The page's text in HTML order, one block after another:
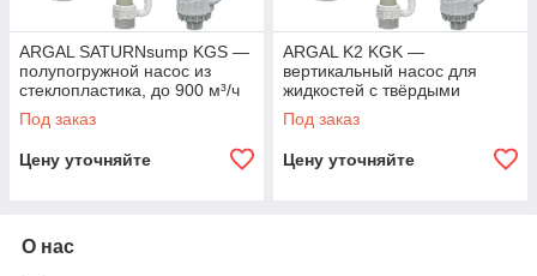
ARGAL SATURNsump KGS —
полупогружной насос из
стеклопластика, до 900 м³/ч
Под заказ
Цену уточняйте
ARGAL K2 KGK —
вертикальный насос для
жидкостей с твёрдыми
включениями
Под заказ
Цену уточняйте
О нас